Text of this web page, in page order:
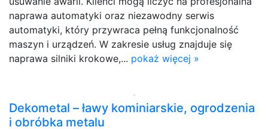
naprawa automatyki oraz niezawodny serwis
automatyki, który przywraca pełną funkcjonalność
maszyn i urządzeń. W zakresie usług znajduje się
naprawa silniki krokowe,... pokaż więcej »
Dekometal – ławy kominiarskie, ogrodzenia
i obróbka metalu